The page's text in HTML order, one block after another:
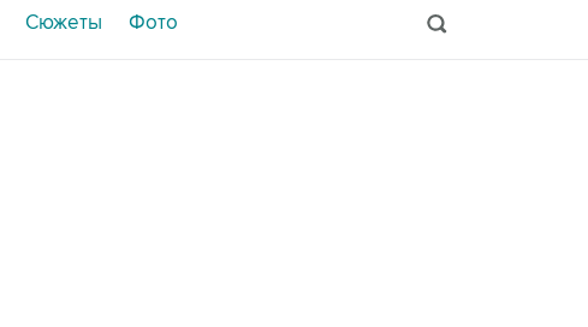
Сюжеты Фото